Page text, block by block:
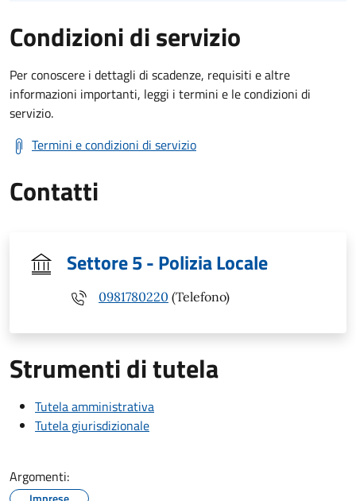
Condizioni di servizio
Per conoscere i dettagli di scadenze, requisiti e altre
informazioni importanti, leggi i termini e le condizioni di
servizio.
Termini e condizioni di servizio
Contatti
Settore 5 - Polizia Locale
0981780220 (Telefono)
Strumenti di tutela
Tutela amministrativa
Tutela giurisdizionale
Argomenti: